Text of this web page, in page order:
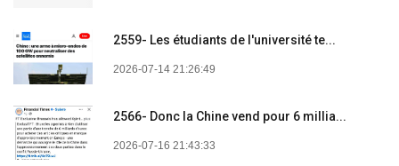
2559- Les étudiants de l'université te...
2026-07-14 21:26:49
2566- Donc la Chine vend pour 6 millia...
2026-07-16 21:43:33